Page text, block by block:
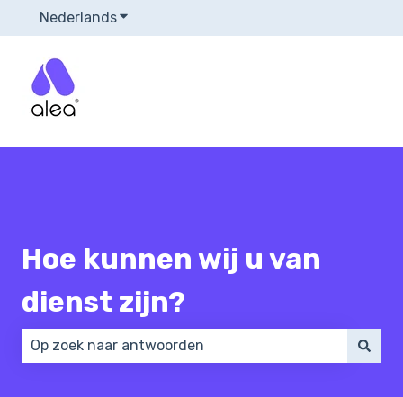
NederlandsSubmenu tonen voor vertalingen
Hoe kunnen wij u van
dienst zijn?